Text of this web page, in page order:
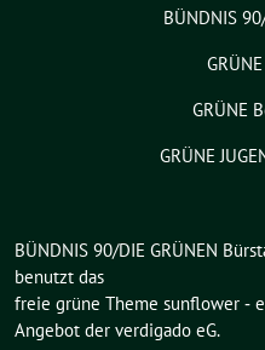
BÜNDNIS
GRÜNE
GRÜNE
BÜNDNIS 90/DIE GRÜNEN
benutzt das
freie grüne Theme sunflower ‐
Angebot der verdigado eG.